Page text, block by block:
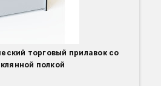
торговый прилавок со
полкой